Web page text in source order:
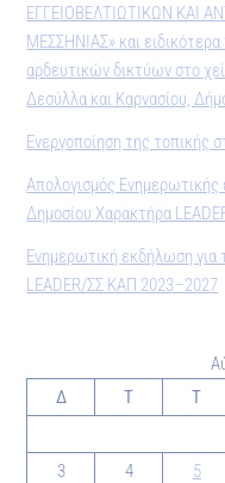
ΕΓΓΕΙΟΒΕΛΤΙΩΤΙΚΩΝ ΚΑΙ
ΜΕΣΣΗΝΙΑΣ» και
αρδευτικών δικτύων στο
Δεσύλλα και Καρνασίου,
Ενεργοποίηση της τοπικής
Απολογισμός
Δημοσίου Χαρακτήρα
Ενημερωτική εκδήλωση
LEADER/ΣΣ ΚΑΠ 2023–2027
Δ
Τ Τ
3
4 5